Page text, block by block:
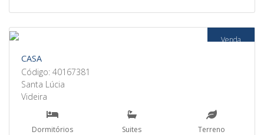
Venda
CASA
Código: 40167381
Santa Lúcia
Videira
Dormitórios Suites Terreno